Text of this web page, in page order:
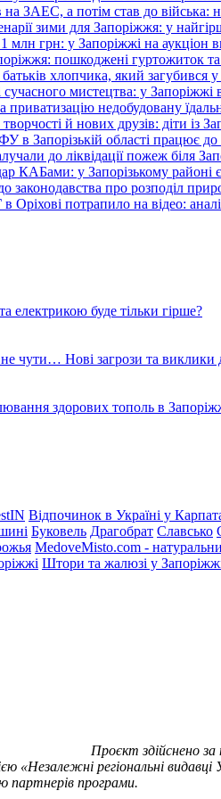
ЗАЕС, а потім став до війська: на
зими для Запоріжжя: у
1 млн грн: у Запоріжжі на
пошкоджені гуртожиток
хлопчика, який
мистецтва: у
приватизацію недобудовану
й нових друзів: діти
в Запорізькій області працює
до ліквідації пожеж біля
КАБами: у Запорізькому районі
законодавства про розподіл
Оріхові потрапило на відео:
електрикою буде тільки гірше?
чути… Нові загрози та виклики
здорових тополь в
Відпочинок в Україні у
Буковель Драгобрат Славсько
MedoveMisto.com -
Штори та жалюзі у
Проєкт здійснено
«Незалежні регіональні
партнерів програми.